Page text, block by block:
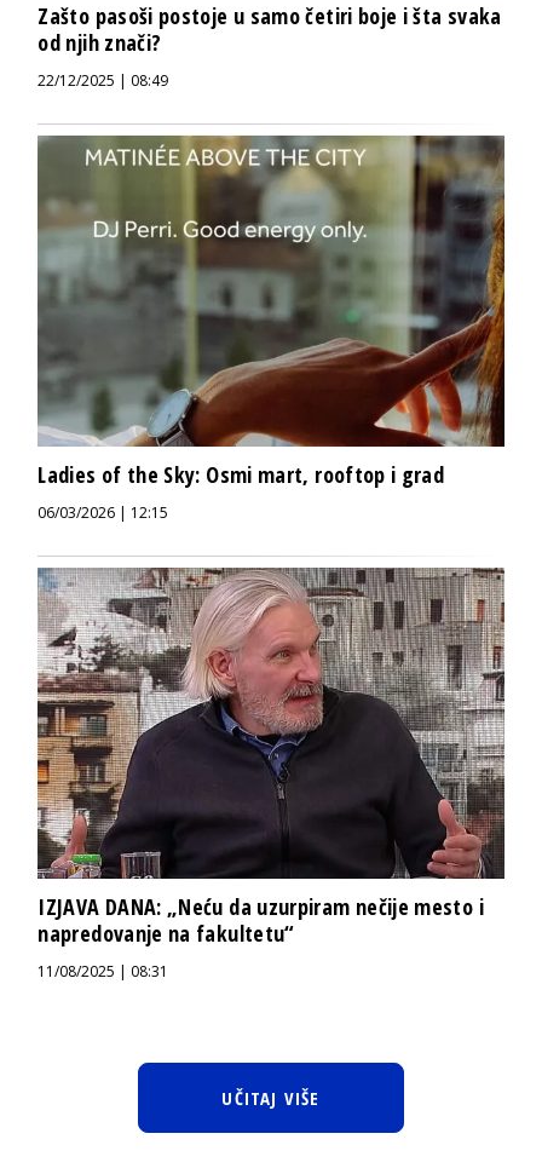
Zašto pasoši postoje u samo četiri boje i šta svaka
od njih znači?
22/12/2025 | 08:49
Ladies of the Sky: Osmi mart, rooftop i grad
06/03/2026 | 12:15
IZJAVA DANA: „Neću da uzurpiram nečije mesto i
napredovanje na fakultetu“
11/08/2025 | 08:31
UČITAJ VIŠE